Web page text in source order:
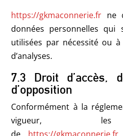
https://gkmaconnerie.fr ne
données personnelles qui
utilisées par nécessité ou
d’analyses.
7.3 Droit d’accès,
d’opposition
Conformément à la
vigueur, les